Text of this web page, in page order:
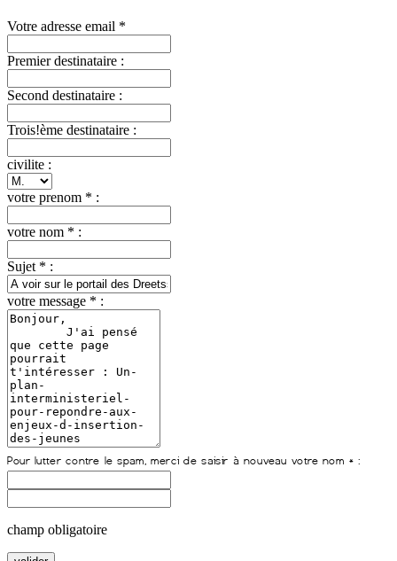
Votre adresse email *
Premier destinataire :
Second destinataire :
Trois!ème destinataire :
civilite :
votre prenom * :
votre nom * :
Sujet * :
votre message * :
champ obligatoire